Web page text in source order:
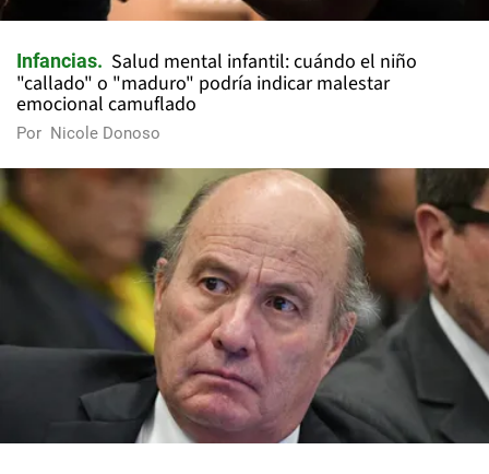
Infancias
Salud mental infantil: cuándo el niño
"callado" o "maduro" podría indicar malestar
emocional camuflado
Por Nicole Donoso